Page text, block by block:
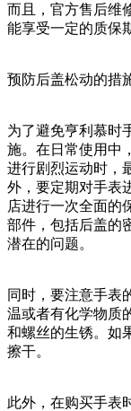
而且，官方售后维
能享受一定的质保
预防后盖松动的措
为了避免亨利慕时
施。在日常使用中
进行剧烈运动时，
外，要定期对手表
店进行一次全面的
部件，包括后盖的
潜在的问题。
同时，要注意手表
温或者有化学物质
和螺丝的生锈。如
擦干。
此外，在购买手表